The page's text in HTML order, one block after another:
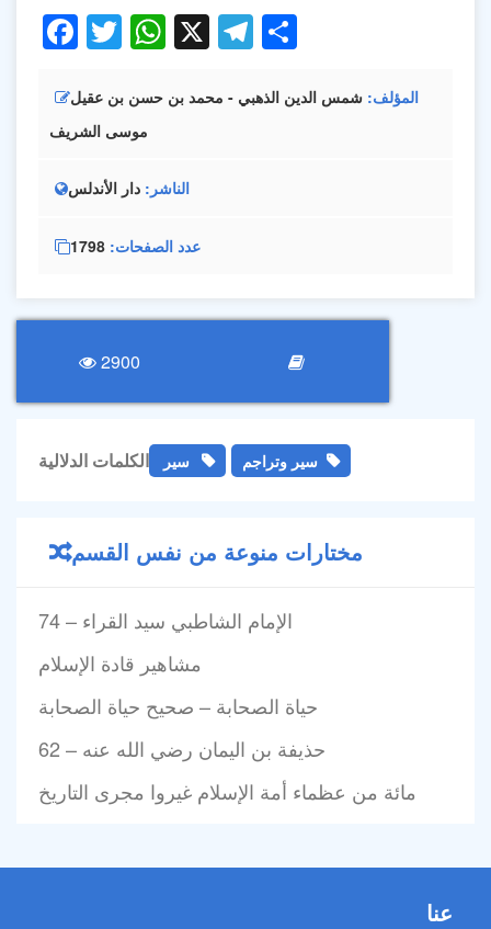
Facebook
Twitter
WhatsApp
X Telegram
المؤلف شمس الدين الذهبي - محمد بن حسن بن عقيل
موسى الشريف
الناشر دار الأندلس
عدد الصفحات 1798
2900
الكلمات الدلالية سير سير وتراجم
مختارات منوعة من نفس القسم
74 – الإمام الشاطبي سيد القراء
مشاهير قادة الإسلام
حياة الصحابة – صحيح حياة الصحابة
62 – حذيفة بن اليمان رضي الله عنه
مائة من عظماء أمة الإسلام غيروا مجرى التاريخ
عنا